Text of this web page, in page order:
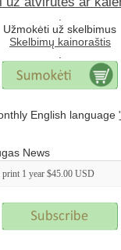
.
Užmokėti už skelbimus
Skelbimų kainoraštis
.
English language
News